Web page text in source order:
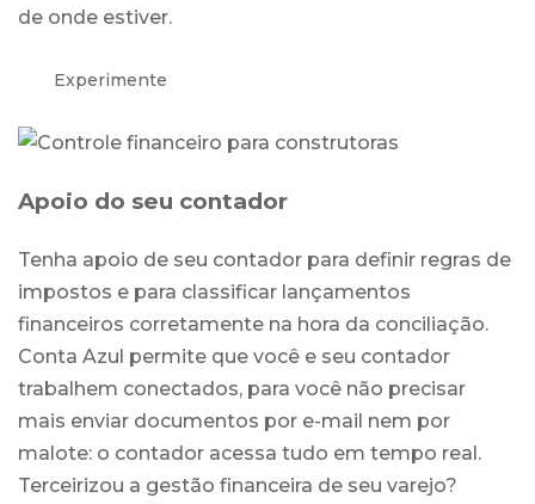
de onde estiver.
Experimente
Apoio do seu contador
Tenha apoio de seu contador para definir regras de
impostos e para classificar lançamentos
financeiros corretamente na hora da conciliação.
Conta Azul permite que você e seu contador
trabalhem conectados, para você não precisar
mais enviar documentos por e-mail nem por
malote: o contador acessa tudo em tempo real.
Terceirizou a gestão financeira de seu varejo?